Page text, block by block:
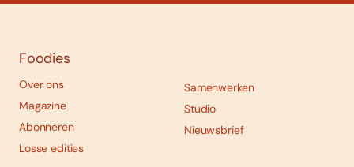
Foodies
Over ons
Magazine
Abonneren
Losse edities
Samenwerken
Studio
Nieuwsbrief